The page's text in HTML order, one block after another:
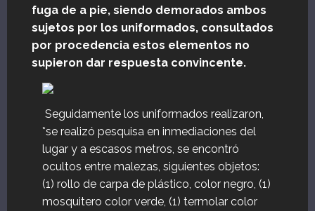
fuga de a pie, siendo demorados ambos
sujetos por los uniformados, consultados
por procedencia estos elementos no
supieron dar respuesta convincente.
Seguidamente los uniformados realizaron,
*se realizó pesquisa en inmediaciones del
lugar y a escasos metros, se encontró
ocultos entre malezas, siguientes objetos:
(1) rollo de carpa de plástico, color negro, (1)
mosquitero color verde, (1) termolar color